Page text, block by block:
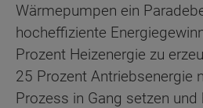
Wärmepumpen ein
hocheffiziente
Prozent Heizenergie zu
25 Prozent Antriebsenergie
Prozess in Gang setzen und